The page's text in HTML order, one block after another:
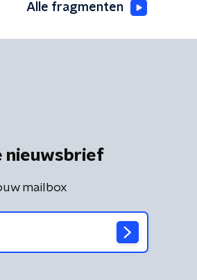
Alle fragmenten
nieuwsbrief
mailbox